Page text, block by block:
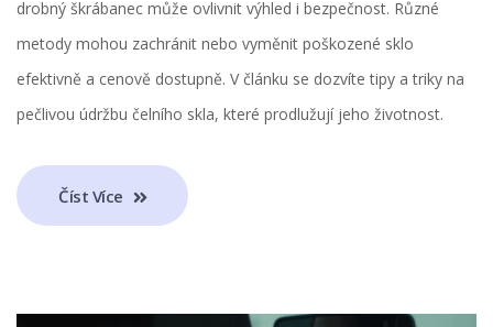
drobný škrábanec může ovlivnit výhled i bezpečnost. Různé
metody mohou zachránit nebo vyměnit poškozené sklo
efektivně a cenově dostupně. V článku se dozvíte tipy a triky na
pečlivou údržbu čelního skla, které prodlužují jeho životnost.
Číst Více